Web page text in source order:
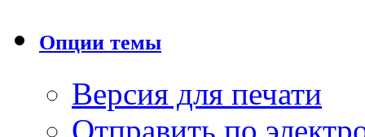
Опции темы
Версия для печати